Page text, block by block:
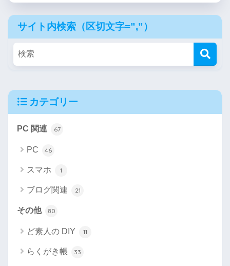
サイト内検索（区切文字=”,”）
カテゴリー
PC 関連 67
PC 46
スマホ 1
ブログ関連 21
その他 80
ど素人の DIY 11
らくがき帳 33